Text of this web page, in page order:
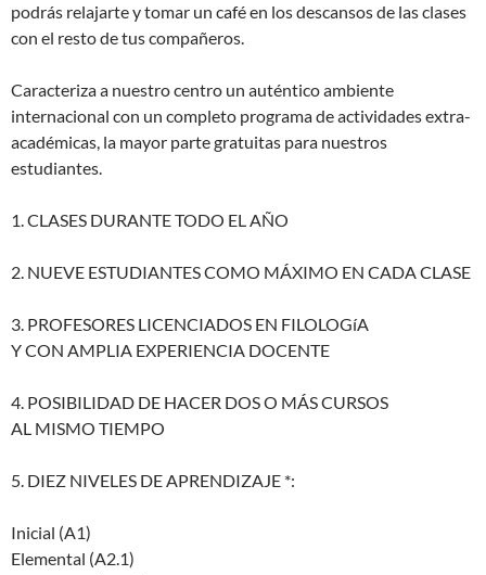
podrás relajarte y tomar un café en los descansos de las clases
con el resto de tus compañeros.
Caracteriza a nuestro centro un auténtico ambiente
internacional con un completo programa de actividades extra-
académicas, la mayor parte gratuitas para nuestros
estudiantes.
1. CLASES DURANTE TODO EL AÑO
2. NUEVE ESTUDIANTES COMO MÁXIMO EN CADA CLASE
3. PROFESORES LICENCIADOS EN FILOLOGíA
Y CON AMPLIA EXPERIENCIA DOCENTE
4. POSIBILIDAD DE HACER DOS O MÁS CURSOS
AL MISMO TIEMPO
5. DIEZ NIVELES DE APRENDIZAJE *:
Inicial (A1)
Elemental (A2.1)